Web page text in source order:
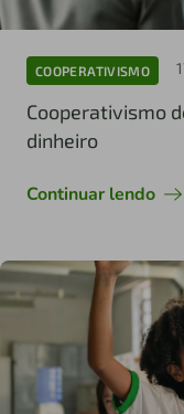
COOPERATIVISMO
Cooperativismo
dinheiro
Continuar lendo